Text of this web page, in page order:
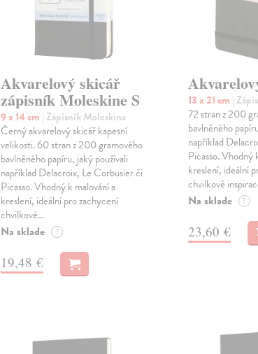
Akvarelový skicář
zápisník Moleskine S
9 x 14 cm | Zápisník Moleskine
Černý akvarelový skicář kapesní
velikosti. 60 stran z 200 gramového
bavlněného papíru, jaký používali
například Delacroix, Le Corbusier či
Picasso. Vhodný k malování a
kreslení, ideální pro zachycení
chvilkové…
Na sklade ?
19,48 €
13 x 21 cm |
72 stran z 200
bavlněného
například
Picasso. Vhodný
kreslení, ideální
chvilkové
Na sklade ?
23,60 €